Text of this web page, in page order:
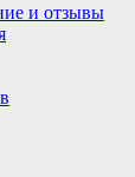
и отзывы